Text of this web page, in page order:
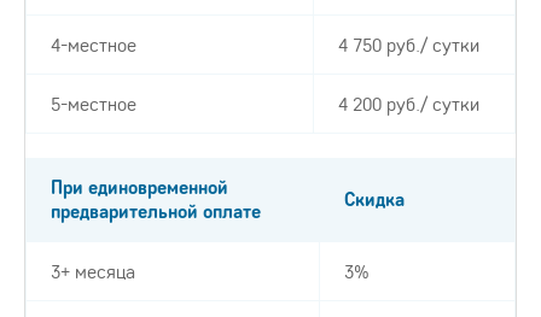
4-местное 4 750 руб./ сутки
5-местное 4 200 руб./ сутки
При единовременной
предварительной оплате
Скидка
3+ месяца 3%